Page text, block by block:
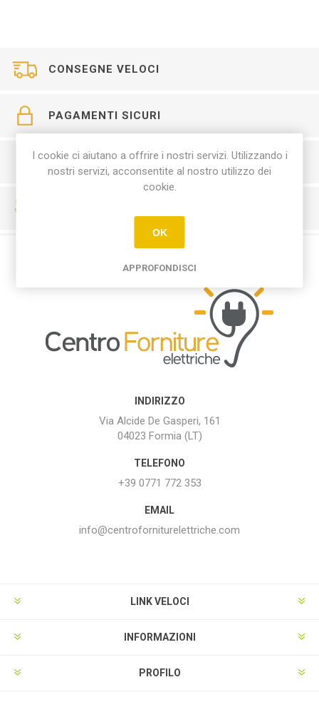
CONSEGNE VELOCI
PAGAMENTI SICURI
SERVIZIO CLIENTI
INDIRIZZO
Via Alcide De Gasperi, 161
04023 Formia (LT)
TELEFONO
+39 0771 772 353
EMAIL
info@centroforniturelettriche.com
LINK VELOCI
INFORMAZIONI
PROFILO
I cookie ci aiutano a offrire i nostri servizi. Utilizzando i
nostri servizi, acconsentite al nostro utilizzo dei
cookie.
OK
APPROFONDISCI